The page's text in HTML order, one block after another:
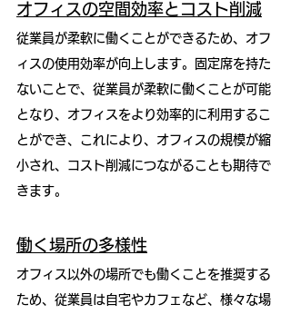
オフィスの空間効率とコスト削減
従業員が柔軟に働くことができるため、オフ
ィスの使用効率が向上します。固定席を持た
ないことで、従業員が柔軟に働くことが可能
となり、オフィスをより効率的に利用するこ
とができ、これにより、オフィスの規模が縮
小され、コスト削減につながることも期待で
きます。
働く場所の多様性
オフィス以外の場所でも働くことを推奨する
ため、従業員は自宅やカフェなど、様々な場